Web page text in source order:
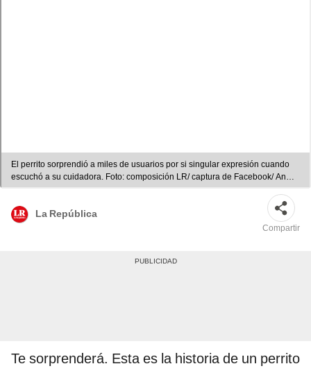
El perrito sorprendió a miles de usuarios por si singular expresión cuando
escuchó a su cuidadora. Foto: composición LR/ captura de Facebook/ An
Dre Miller
La República
Compartir
Te sorprenderá. Esta es la historia de un perrito